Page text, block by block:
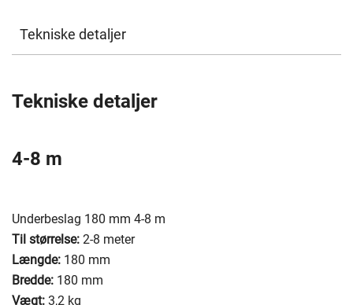
Tekniske detaljer
Tekniske detaljer
4-8 m
Underbeslag 180 mm 4-8 m
Til størrelse: 2-8 meter
Længde: 180 mm
Bredde: 180 mm
Vægt: 3,2 kg